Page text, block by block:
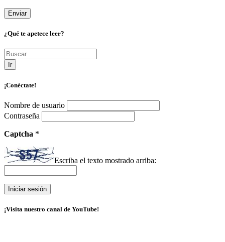
¿Qué te apetece leer?
Ir
¡Conéctate!
Nombre de usuario
Contraseña
Captcha *
Escriba el texto mostrado arriba:
¡Visita nuestro canal de YouTube!